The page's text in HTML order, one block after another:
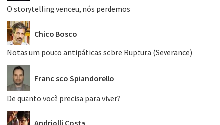
O storytelling venceu, nós perdemos
Chico Bosco
Notas um pouco antipáticas sobre Ruptura (Severance)
Francisco Spiandorello
De quanto você precisa para viver?
Andriolli Costa